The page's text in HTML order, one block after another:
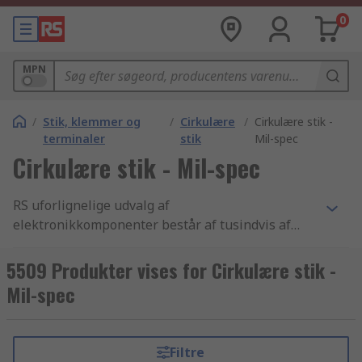
0
MPN
/ Stik, klemmer og
terminaler
/ Cirkulære
stik
/ Cirkulære stik -
Mil-spec
Cirkulære stik - Mil-spec
RS uforlignelige udvalg af
elektronikkomponenter består af tusindvis af
inkluderer audio og video stik, USB stik, D-sub og
computerstik og cirkulære stik - mil-spec
komponenter. Vi har de bedste produkter inden
muligheder for levering fra lager i branchen. Vi
5509 Produkter vises for Cirkulære stik -
Mil-spec
Filtre